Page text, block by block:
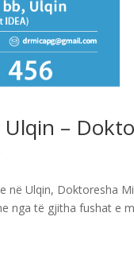
–
në Ulqin, Doktoresha
nga të gjitha fushat e